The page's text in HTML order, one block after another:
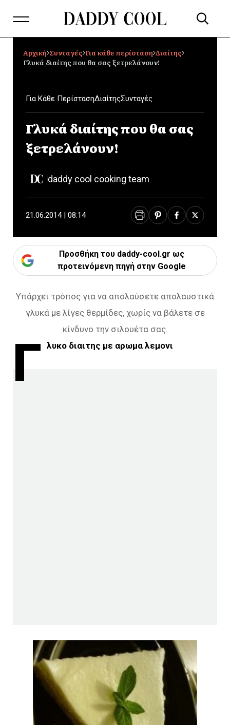
Αρχική Συνταγές Για κάθε περίσταση Διαίτης
Γλυκά διαίτης που θα σας ξετρελάνουν!
Για Κάθε ΠερίστασηΔιαίτηςΣυνταγές
Γλυκά διαίτης που θα σας
ξετρελάνουν!
daddy cool cooking team
21.06.2014 | 08:14
Προσθήκη του daddy-cool.gr ως
προτεινόμενη πηγή στην Google
Υπάρχει τρόπος για να απολαύσετε απολαυστικά
γλυκά με λίγες θερμίδες, χωρίς να βάλετε σε
κίνδυνο την σιλουέτα σας.
Γ λυκο διαιτης με αρωμα λεμονι